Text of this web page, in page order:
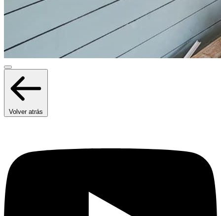
Volver atrás